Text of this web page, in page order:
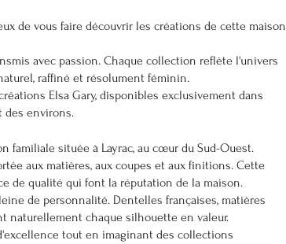
de vous faire découvrir les créations de cette maison
avec passion. Chaque collection reflète l'univers
raffiné et résolument féminin.
Elsa Gary, disponibles exclusivement dans
des environs.
familiale située à Layrac, au cœur du Sud-Ouest.
aux matières, aux coupes et aux finitions. Cette
de qualité qui font la réputation de la maison.
de personnalité. Dentelles françaises, matières
naturellement chaque silhouette en valeur.
tout en imaginant des collections